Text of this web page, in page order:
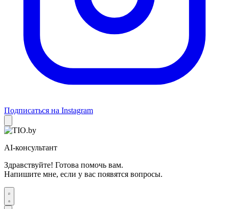
Подписаться на Instagram
AI-консультант
Здравствуйте! Готова помочь вам.
Напишите мне, если у вас появятся вопросы.